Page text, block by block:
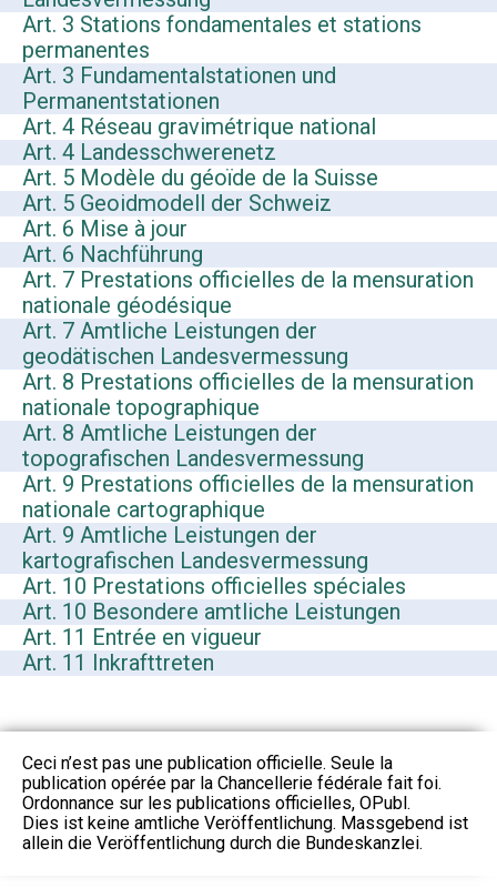
Art. 3 Stations fondamentales et stations
permanentes
Art. 3 Fundamentalstationen und
Permanentstationen
Art. 4 Réseau gravimétrique national
Art. 4 Landesschwerenetz
Art. 5 Modèle du géoïde de la Suisse
Art. 5 Geoidmodell der Schweiz
Art. 6 Mise à jour
Art. 6 Nachführung
Art. 7 Prestations officielles de la mensuration
nationale géodésique
Art. 7 Amtliche Leistungen der
geodätischen Landesvermessung
Art. 8 Prestations officielles de la mensuration
nationale topographique
Art. 8 Amtliche Leistungen der
topografischen Landesvermessung
Art. 9 Prestations officielles de la mensuration
nationale cartographique
Art. 9 Amtliche Leistungen der
kartografischen Landesvermessung
Art. 10 Prestations officielles spéciales
Art. 10 Besondere amtliche Leistungen
Art. 11 Entrée en vigueur
Art. 11 Inkrafttreten
Ceci n’est pas une publication officielle. Seule la
publication opérée par la Chancellerie fédérale fait foi.
Ordonnance sur les publications officielles, OPubl.
Dies ist keine amtliche Veröffentlichung. Massgebend ist
allein die Veröffentlichung durch die Bundeskanzlei.